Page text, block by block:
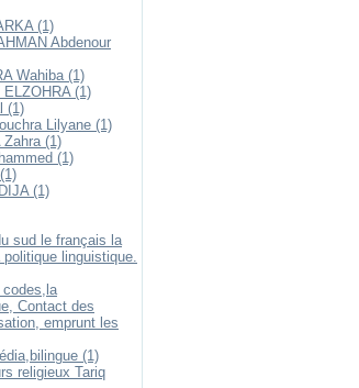
(1)
Abdenour
Wahiba (1)
(1)
(1)
Lilyane (1)
Zahra (1)
(1)
(1)
sud le français la
linguistique.
Contact des
emprunt les
(1)
religieux Tariq